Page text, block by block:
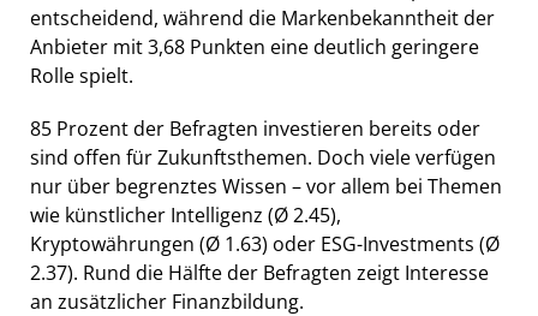
entscheidend, während die Markenbekanntheit der
Anbieter mit 3,68 Punkten eine deutlich geringere
Rolle spielt.
85 Prozent der Befragten investieren bereits oder
sind offen für Zukunftsthemen. Doch viele verfügen
nur über begrenztes Wissen – vor allem bei Themen
wie künstlicher Intelligenz (Ø 2.45),
Kryptowährungen (Ø 1.63) oder ESG-Investments (Ø
2.37). Rund die Hälfte der Befragten zeigt Interesse
an zusätzlicher Finanzbildung.